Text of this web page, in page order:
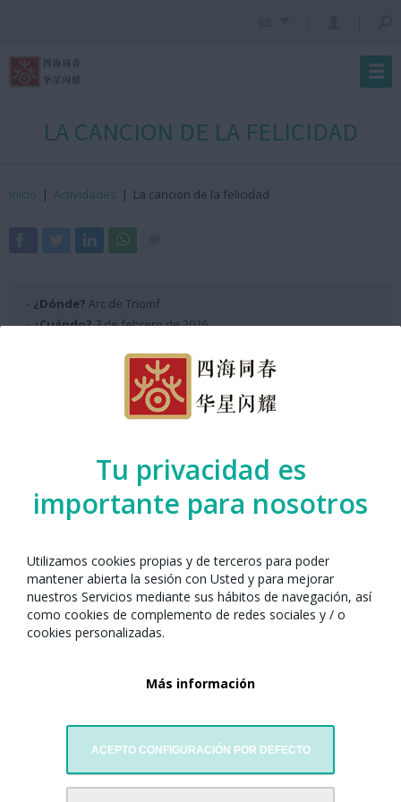
Tu privacidad es
importante para nosotros
Utilizamos cookies propias y de terceros para poder
mantener abierta la sesión con Usted y para mejorar
nuestros Servicios mediante sus hábitos de navegación, así
como cookies de complemento de redes sociales y / o
cookies personalizadas.
Más información
ACEPTO CONFIGURACIÓN POR DEFECTO
LA CANCION DE LA FELICIDAD
Inicio | Actividades | La cancion de la felicidad
· ¿Dónde? Arc de Triomf
· ¿Cuándo?7 de febrero de 2026
Programación Escenario ANX 2026
Barcelona junto con: